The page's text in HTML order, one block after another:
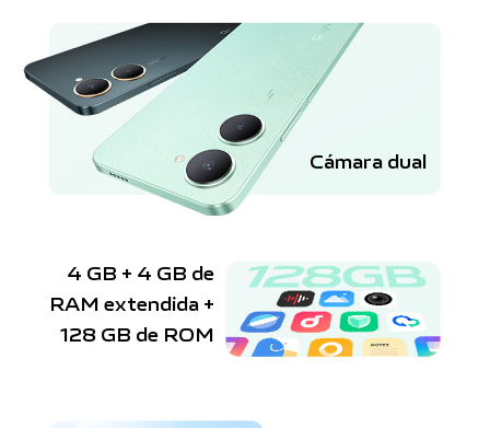
Cámara dual
4 GB + 4 GB de
RAM extendida+
128 GB de ROM